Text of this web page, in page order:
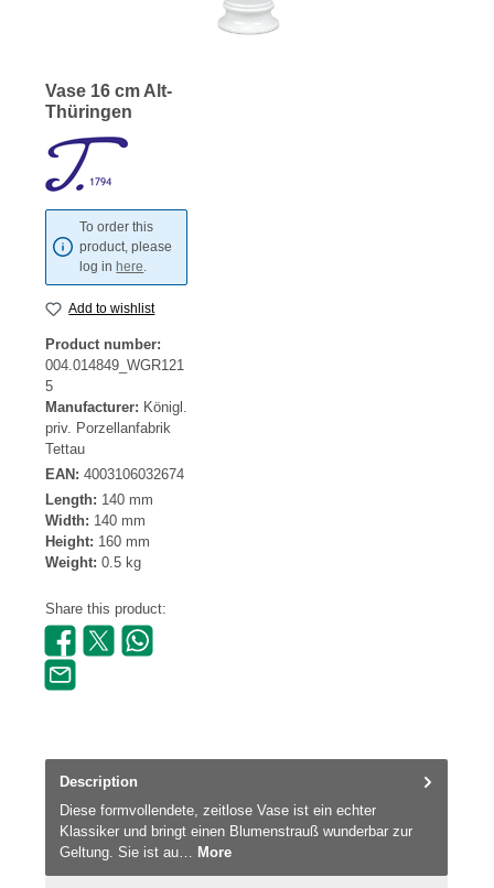
Vase 16 cm Alt-
Thüringen
To order this
product, please
log in here.
Add to wishlist
Product number:
004.014849_WGR121
5
Manufacturer: Königl.
priv. Porzellanfabrik
Tettau
EAN: 4003106032674
Length: 140 mm
Width: 140 mm
Height: 160 mm
Weight: 0.5 kg
Share this product:
Description
Diese formvollendete, zeitlose Vase ist ein echter
Klassiker und bringt einen Blumenstrauß wunderbar zur
Geltung. Sie ist au… More